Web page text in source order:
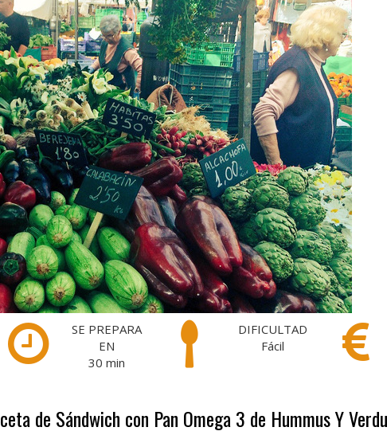
SE PREPARA
EN
30 min
DIFICULTAD
Fácil
de Sándwich con Pan Omega 3 de Hummus Y